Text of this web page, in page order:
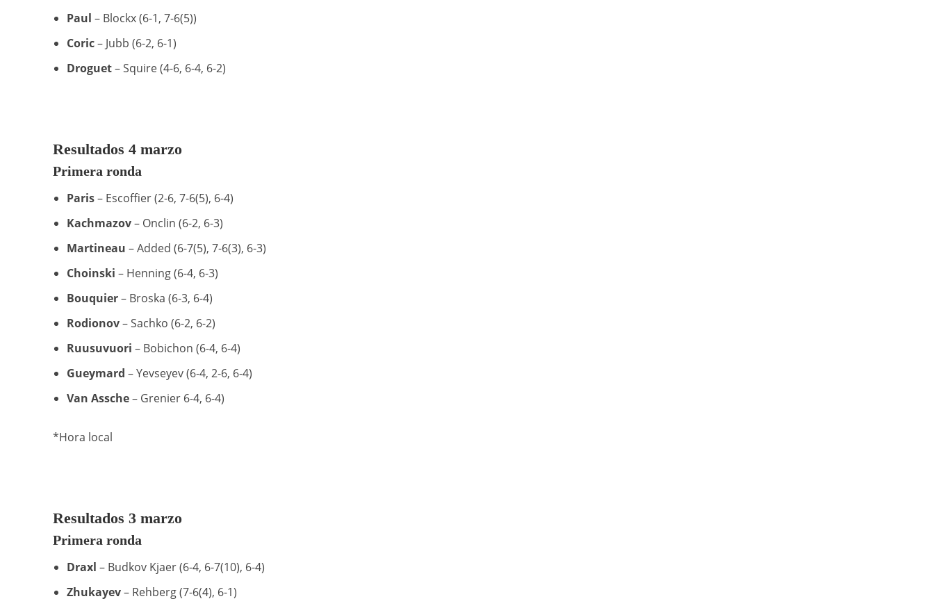
Paul – Blockx (6-1, 7-6(5))
Coric– Jubb (6-2, 6-1)
Droguet– Squire (4-6, 6-4, 6-2)
Resultados 4 marzo
Primera ronda
Paris– Escoffier (2-6, 7-6(5), 6-4)
Kachmazov– Onclin (6-2, 6-3)
Martineau – Added (6-7(5), 7-6(3), 6-3)
Choinski – Henning (6-4, 6-3)
Bouquier– Broska (6-3, 6-4)
Rodionov– Sachko (6-2, 6-2)
Ruusuvuori – Bobichon (6-4, 6-4)
Gueymard – Yevseyev (6-4, 2-6, 6-4)
Van Assche– Grenier 6-4, 6-4)
*Hora local
Resultados 3 marzo
Primera ronda
Draxl – Budkov Kjaer (6-4, 6-7(10), 6-4)
Zhukayev– Rehberg (7-6(4), 6-1)